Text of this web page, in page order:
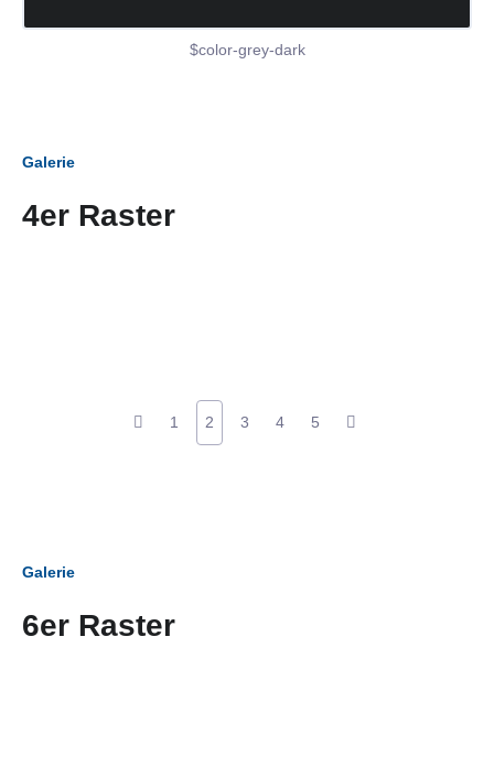
$color-grey-dark
Galerie
4er Raster
1 2 3 4 5
Galerie
6er Raster